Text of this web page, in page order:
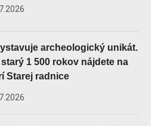
archeologický unikát.
1 500 rokov nájdete na
Starej radnice